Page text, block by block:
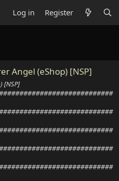
Log in Register
Angel (eShop) [NSP]
[NSP]